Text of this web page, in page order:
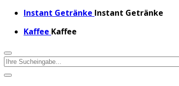
Instant Getränke Instant Getränke
Kaffee Kaffee